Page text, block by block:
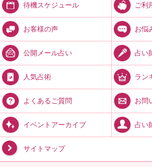
待機スケジュール ご利
お客様の声 お悩
公開メール占い 占い
人気占術 ラン
よくあるご質問 お問
イベントアーカイブ 占い
サイトマップ